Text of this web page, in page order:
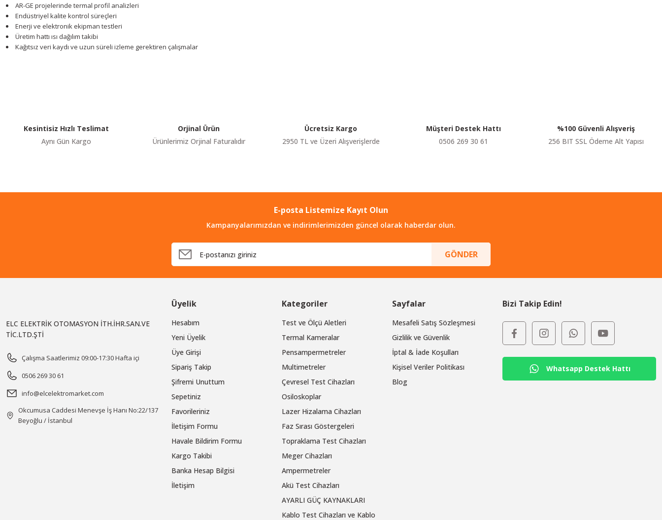
AR-GE projelerinde termal profil analizleri
Endüstriyel kalite kontrol süreçleri
Enerji ve elektronik ekipman testleri
Üretim hattı ısı dağılım takibi
Kağıtsız veri kaydı ve uzun süreli izleme gerektiren çalışmalar
Ürün bilgilerinde hatalar bulunuyor.
Ürün fiyatı diğer sitelerden daha pahalı.
Gönder
Kesintisiz Hızlı Teslimat
Aynı Gün Kargo
Orjinal Ürün
Ürünlerimiz Orjinal Faturalıdır
Ücretsiz Kargo
2950 TL ve Üzeri Alışverişlerde
Müşteri Destek Hattı
0506 269 30 61
%100 Güvenli Alışveriş
256 BIT SSL Ödeme Alt Yapısı
E-posta Listemize Kayıt Olun
Kampanyalarımızdan ve indirimlerimizden güncel olarak haberdar olun.
GÖNDER
ELC ELEKTRİK OTOMASYON İTH.İHR.SAN.VE
TİC.LTD.ŞTİ
Çalışma Saatlerimiz 09:00-17:30 Hafta içi
0506 269 30 61
info@elcelektromarket.com
Okcumusa Caddesi Menevşe İş Hanı No:22/137
Beyoğlu / İstanbul
Üyelik
Hesabım
Yeni Üyelik
Üye Girişi
Sipariş Takip
Şifremi Unuttum
Sepetiniz
Favorileriniz
İletişim Formu
Havale Bildirim Formu
Kargo Takibi
Banka Hesap Bilgisi
İletişim
Kategoriler
Test ve Ölçü Aletleri
Termal Kameralar
Pensampermetreler
Multimetreler
Çevresel Test Cihazları
Osiloskoplar
Lazer Hizalama Cihazları
Faz Sırası Göstergeleri
Topraklama Test Cihazları
Meger Cihazları
Ampermetreler
Akü Test Cihazları
AYARLI GÜÇ KAYNAKLARI
Kablo Test Cihazları ve Kablo
Sayfalar
Mesafeli Satış Sözleşmesi
Gizlilik ve Güvenlik
İptal & İade Koşulları
Kişisel Veriler Politikası
Blog
Bizi Takip Edin!
Whatsapp Destek Hattı